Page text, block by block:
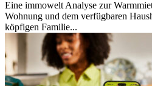
Eine immowelt Analyse zur
Wohnung und dem verfügbaren
köpfigen Familie...